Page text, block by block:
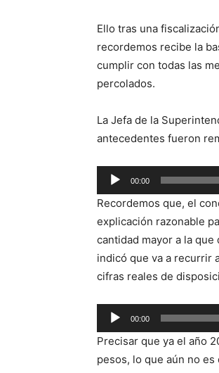
Ello tras una
recordemos recibe la
cumplir con todas las
percolados.
La Jefa de la
antecedentes fueron
Reproductor
de
audio
00:00
Recordemos que, el
explicación razonable
cantidad mayor a la
indicó que va a recurrir
cifras reales de
Reproductor
de
audio
00:00
Precisar que ya el año
pesos, lo que aún no es